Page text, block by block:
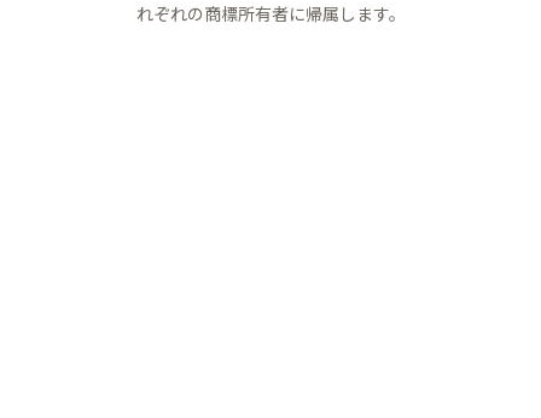
れぞれの商標所有者に帰属します。